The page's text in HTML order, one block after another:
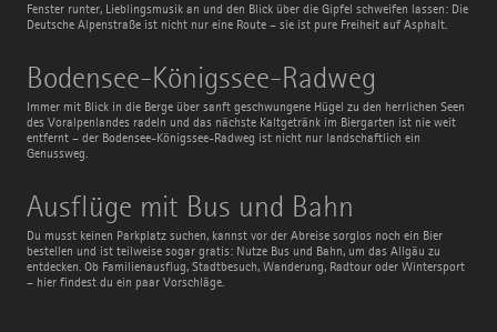
Fenster runter, Lieblingsmusik an und den Blick über die Gipfel schweifen lassen: Die
Deutsche Alpenstraße ist nicht nur eine Route – sie ist pure Freiheit auf Asphalt.
Bodensee-Königssee-Radweg
Immer mit Blick in die Berge über sanft geschwungene Hügel zu den herrlichen Seen
des Voralpenlandes radeln und das nächste Kaltgetränk im Biergarten ist nie weit
entfernt – der Bodensee-Königssee-Radweg ist nicht nur landschaftlich ein
Genussweg.
Bodensee-
Königssee-
Radweg
Ausflüge mit Bus und Bahn
Du musst keinen Parkplatz suchen, kannst vor der Abreise sorglos noch ein Bier
bestellen und ist teilweise sogar gratis: Nutze Bus und Bahn, um das Allgäu zu
entdecken. Ob Familienausflug, Stadtbesuch, Wanderung, Radtour oder Wintersport
– hier findest du ein paar Vorschläge.
Ausflüge
mit
Bus
und
Bahn